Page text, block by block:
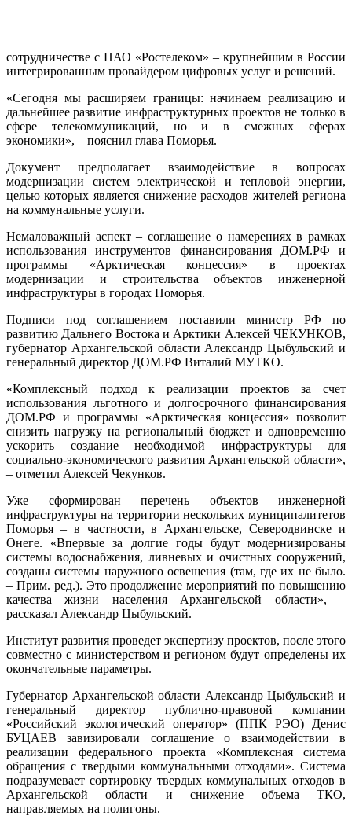
сотрудничестве с ПАО «Ростелеком» – крупнейшим в России
интегрированным провайдером цифровых услуг и решений.
«Сегодня мы расширяем границы: начинаем реализацию и
дальнейшее развитие инфраструктурных проектов не только в
сфере телекоммуникаций, но и в смежных сферах
экономики», – пояснил глава Поморья.
Документ предполагает взаимодействие в вопросах
модернизации систем электрической и тепловой энергии,
целью которых является снижение расходов жителей региона
на коммунальные услуги.
Немаловажный аспект – соглашение о намерениях в рамках
использования инструментов финансирования ДОМ.РФ и
программы «Арктическая концессия» в проектах
модернизации и строительства объектов инженерной
инфраструктуры в городах Поморья.
Подписи под соглашением поставили министр РФ по
развитию Дальнего Востока и Арктики Алексей ЧЕКУНКОВ,
губернатор Архангельской области Александр Цыбульский и
генеральный директор ДОМ.РФ Виталий МУТКО.
«Комплексный подход к реализации проектов за счет
использования льготного и долгосрочного финансирования
ДОМ.РФ и программы «Арктическая концессия» позволит
снизить нагрузку на региональный бюджет и одновременно
ускорить создание необходимой инфраструктуры для
социально-экономического развития Архангельской области»,
– отметил Алексей Чекунков.
Уже сформирован перечень объектов инженерной
инфраструктуры на территории нескольких муниципалитетов
Поморья – в частности, в Архангельске, Северодвинске и
Онеге. «Впервые за долгие годы будут модернизированы
системы водоснабжения, ливневых и очистных сооружений,
созданы системы наружного освещения (там, где их не было.
– Прим. ред.). Это продолжение мероприятий по повышению
качества жизни населения Архангельской области», –
рассказал Александр Цыбульский.
Институт развития проведет экспертизу проектов, после этого
совместно с министерством и регионом будут определены их
окончательные параметры.
Губернатор Архангельской области Александр Цыбульский и
генеральный директор публично-правовой компании
«Российский экологический оператор» (ППК РЭО) Денис
БУЦАЕВ завизировали соглашение о взаимодействии в
реализации федерального проекта «Комплексная система
обращения с твердыми коммунальными отходами». Система
подразумевает сортировку твердых коммунальных отходов в
Архангельской области и снижение объема ТКО,
направляемых на полигоны.